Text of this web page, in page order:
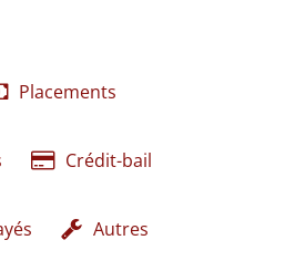
Placements
Crédit-bail
Autres